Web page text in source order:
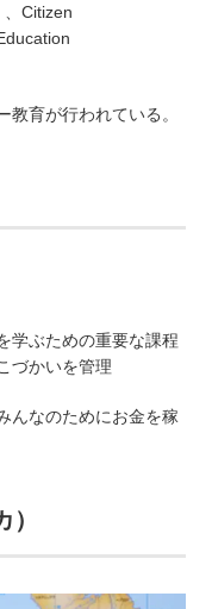
、Citizen
育が行われている。
学ぶための重要な課程
づかいを管理
んなのためにお金を稼